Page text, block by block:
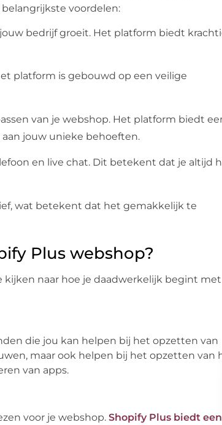
voordelen:
bedrijf groeit. Het platform biedt
platform is gebouwd op een veilige
van je webshop. Het platform biedt
jouw unieke behoeften.
en live chat. Dit betekent dat je altijd
wat betekent dat het gemakkelijk te
Plus webshop?
kijken naar hoe je daadwerkelijk begint met
die jou kan helpen bij het opzetten van
maar ook helpen bij het opzetten van
van apps.
voor je webshop. Shopify Plus biedt een